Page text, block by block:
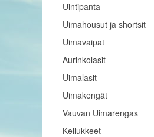
Uintipanta
Uimahousut ja shortsit
Uimavaipat
Aurinkolasit
Uimalasit
Uimakengät
Vauvan Uimarengas
Kellukkeet